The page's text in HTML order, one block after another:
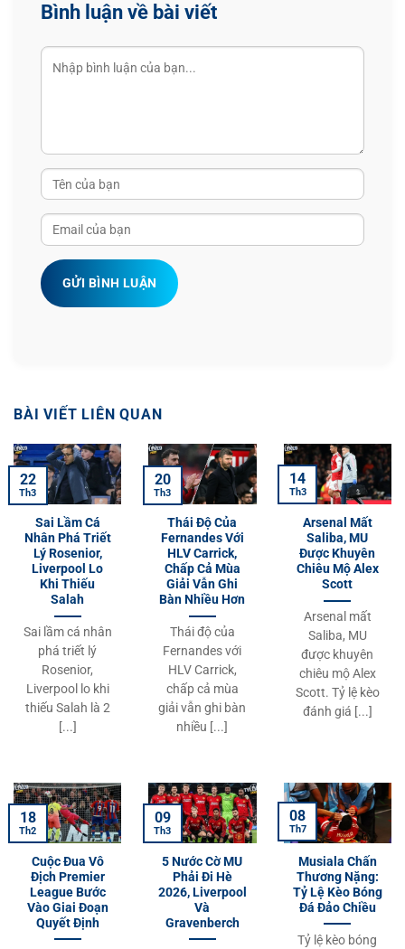
Bình luận về bài viết
GỬI BÌNH LUẬN
BÀI VIẾT LIÊN QUAN
Sai Lầm Cá
Nhân Phá Triết
Lý Rosenior,
Liverpool Lo
Khi Thiếu
Salah
Sai lầm cá nhân
phá triết lý
Rosenior,
Liverpool lo khi
thiếu Salah là 2
[...]
22
Th3
Thái Độ Của
Fernandes Với
HLV Carrick,
Chấp Cả Mùa
Giải Vẫn Ghi
Bàn Nhiều Hơn
Thái độ của
Fernandes với
HLV Carrick,
chấp cả mùa
giải vẫn ghi bàn
nhiều [...]
20
Th3
Arsenal Mất
Saliba, MU
Được Khuyên
Chiêu Mộ Alex
Scott
Arsenal mất
Saliba, MU
được khuyên
chiêu mộ Alex
Scott. Tỷ lệ kèo
đánh giá [...]
14
Th3
Cuộc Đua Vô
Địch Premier
League Bước
Vào Giai Đoạn
Quyết Định
18
Th2
5 Nước Cờ MU
Phải Đi Hè
2026, Liverpool
Và
Gravenberch
09
Th3
Musiala Chấn
Thương Nặng:
Tỷ Lệ Kèo Bóng
Đá Đảo Chiều
Tỷ lệ kèo bóng
08
Th7